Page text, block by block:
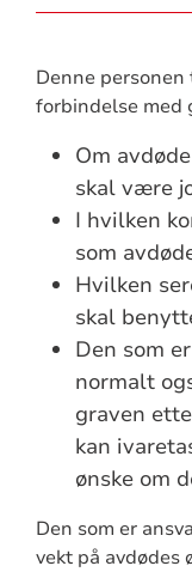
Denne personen
forbindelse med
Om
skal være
I hvilken
som
Hvilken
skal
Den som
normalt
graven
kan
ønske om
Den som er
vekt på avdødes